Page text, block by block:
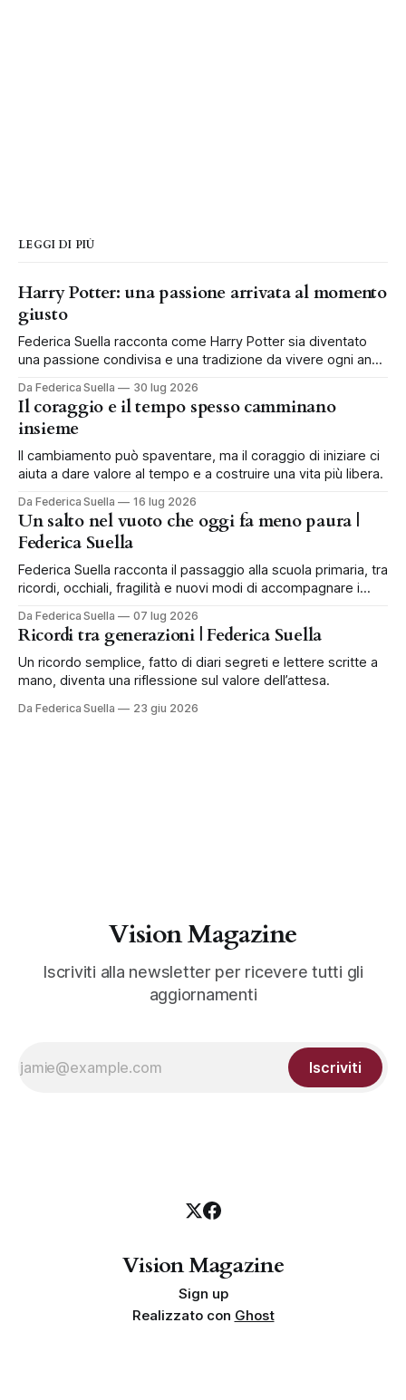
LEGGI DI PIÙ
Harry Potter: una passione arrivata al momento
giusto
Federica Suella racconta come Harry Potter sia diventato
una passione condivisa e una tradizione da vivere ogni anno
Da Federica Suella 30 lug 2026
Il coraggio e il tempo spesso camminano
insieme
Il cambiamento può spaventare, ma il coraggio di iniziare ci
aiuta a dare valore al tempo e a costruire una vita più libera.
Da Federica Suella 16 lug 2026
Un salto nel vuoto che oggi fa meno paura |
Federica Suella
Federica Suella racconta il passaggio alla scuola primaria, tra
ricordi, occhiali, fragilità e nuovi modi di accompagnare i
Da Federica Suella 07 lug 2026
Ricordi tra generazioni | Federica Suella
Un ricordo semplice, fatto di diari segreti e lettere scritte a
mano, diventa una riflessione sul valore dell’attesa.
Da Federica Suella 23 giu 2026
Vision Magazine
Iscriviti alla newsletter per ricevere tutti gli
aggiornamenti
Iscriviti
Vision Magazine
Sign up
Realizzato con Ghost